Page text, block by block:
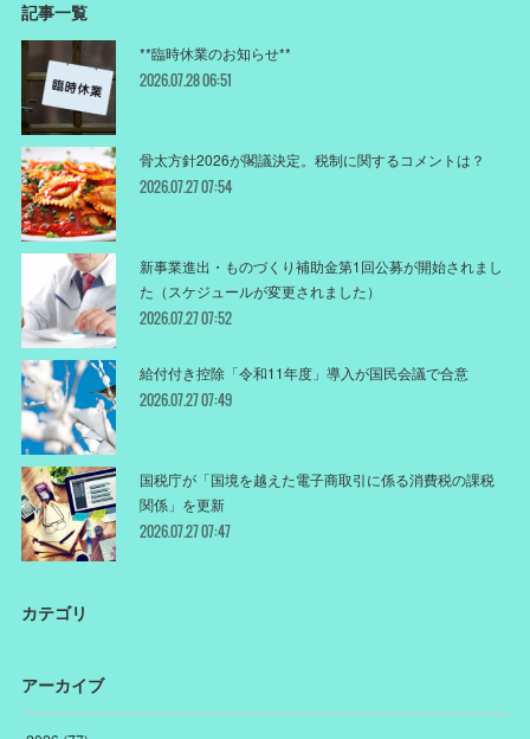
記事一覧
**臨時休業のお知らせ**
2026.07.28 06:51
骨太方針2026が閣議決定。税制に関するコメントは？
2026.07.27 07:54
新事業進出・ものづくり補助金第1回公募が開始されまし
た（スケジュールが変更されました）
2026.07.27 07:52
給付付き控除「令和11年度」導入が国民会議で合意
2026.07.27 07:49
国税庁が「国境を越えた電子商取引に係る消費税の課税
関係」を更新
2026.07.27 07:47
カテゴリ
アーカイブ